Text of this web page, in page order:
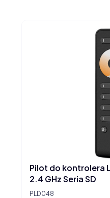
PLD048
Pilot do kontrolera
2.4 GHz Seria SD